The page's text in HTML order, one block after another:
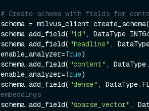
# Create schema with fields for
schema =
schema.add_field( "id" ,
schema.add_field( "headline" ,
enable_analyzer=True)
schema.add_field( "content" ,
enable_analyzer=True)
schema.add_field( "dense" ,
embeddings
schema.add_field( "sparse_vector" ,